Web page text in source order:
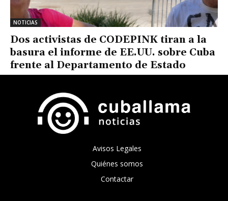
NOTICIAS
Dos activistas de CODEPINK tiran a la
basura el informe de EE.UU. sobre Cuba
frente al Departamento de Estado
Avisos Legales
Quiénes somos
Contactar